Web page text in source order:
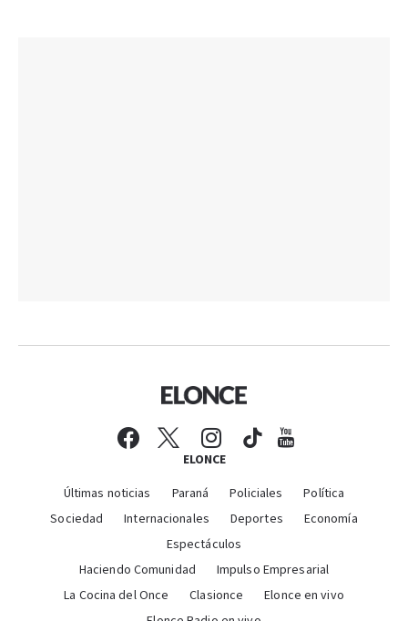
ELONCE
Últimas noticias Paraná Policiales
Política
Sociedad
Internacionales Deportes
Economía
Espectáculos
Haciendo Comunidad
Impulso Empresarial
La Cocina del Once
Clasionce
Elonce en vivo